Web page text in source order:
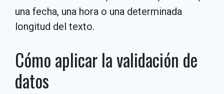
una fecha, una hora o una determinada
longitud del texto.
Cómo aplicar la validación de
datos